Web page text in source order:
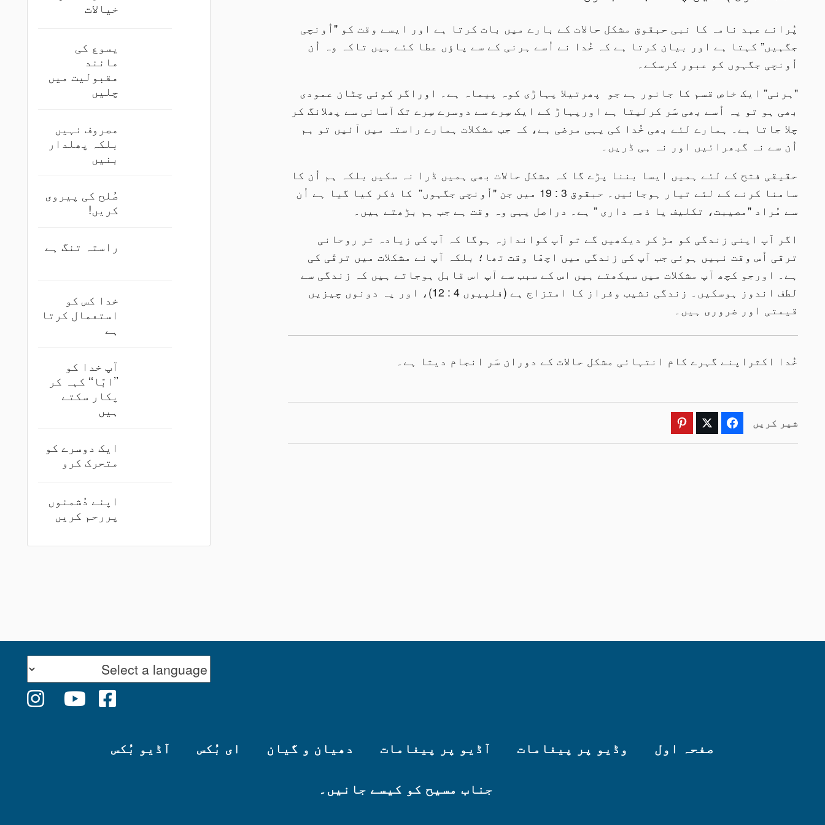
پُرانے عہد نامہ کا نبی حبقوق مشکل حالات کے بارے میں بات کرتا ہے اور ایسے وقت کو "اُونچی
جگہیں” کہتا ہے اور بیان کرتا ہے کہ خُدا نے اُسے ہرنی کے سے پاؤں عطا کئے ہیں تاکہ وہ اُن
اُونچی جگہوں کو عبور کرسکے۔
"ہرنی” ایک خاص قسم کا جانور ہے جو پھرتیلا پہاڑی کوہ پیماہ ہے۔ اوراگر کوئی چٹان عمودی
بھی ہو تو یہ اُسے بھی سَر کرلیتا ہے اورپہاڑ کے ایک سِرے سے دوسرے سِرے تک آسانی سے پھلانگ کر
چلا جاتا ہے۔ ہمارے لئے بھی خُدا کی یہی مرضی ہے، کہ جب مشکلات ہمارے راستہ میں آئیں تو ہم
اُن سے نہ گبھرائیں اور نہ ہی ڈریں۔
حقیقی فتح کے لئے ہمیں ایسا بننا پڑے گا کہ مشکل حالات بھی ہمیں ڈرا نہ سکیں بلکہ ہم اُن کا
سامنا کرنے کے لئے تیار ہوجائیں۔ حبقوق 3 : 19 میں جن "اُونچی جگہوں” کا ذکر کیا گیا ہے اُن
سے مُراد "مصیبت، تکلیف یا ذمہ داری ” ہے۔ دراصل یہی وہ وقت ہے جب ہم بڑھتے ہیں۔
اگر آپ اپنی زندگی کو مڑ کر دیکھیں گے تو آپ کواندازہ ہوگا کہ آپ کی زیادہ تر روحانی
ترقی اُس وقت نہیں ہوئی جب آپ کی زندگی میں اچھّا وقت تھا؛ بلکہ آپ نے مشکلات میں ترقّی کی
ہے۔ اورجو کچھ آپ مشکلات میں سیکھتے ہیں اس کے سبب سے آپ اس قابل ہوجاتے ہیں کہ زندگی سے
لطف اندوز ہوسکیں۔ زندگی نشیب وفراز کا امتزاج ہے (فلپیوں 4 : 12)، اور یہ دونوں چیزیں
قیمتی اور ضروری ہیں۔
خُدا اکثراپنے گہرے کام انتہائی مشکل حالات کے دوران سَر انجام دیتا ہے۔
شیر کریں Facebook
Twitter
خیالات
یسوع کی
مانند
مقبولیت میں
چلیں
مصروف نہیں
بلکہ پھلدار
بنیں
صُلح کی پیروی
کریں!
راستہ تنگ ہے
خدا کس کو
استعمال کرتا
ہے
آپ خدا کو
’’ابّا‘‘ کہہ کر
پکار سکتے
ہیں
ایک دوسرے کو
متحرک کرو
اپنے دُشمنوں
پررحم کریں
صفحہ اول وڈیو پر پیغامات آڈیو پر پیغامات دھیان و گیان ای بُکس آڈیو بُکس
جناب مسیح کو کیسے جانیں۔